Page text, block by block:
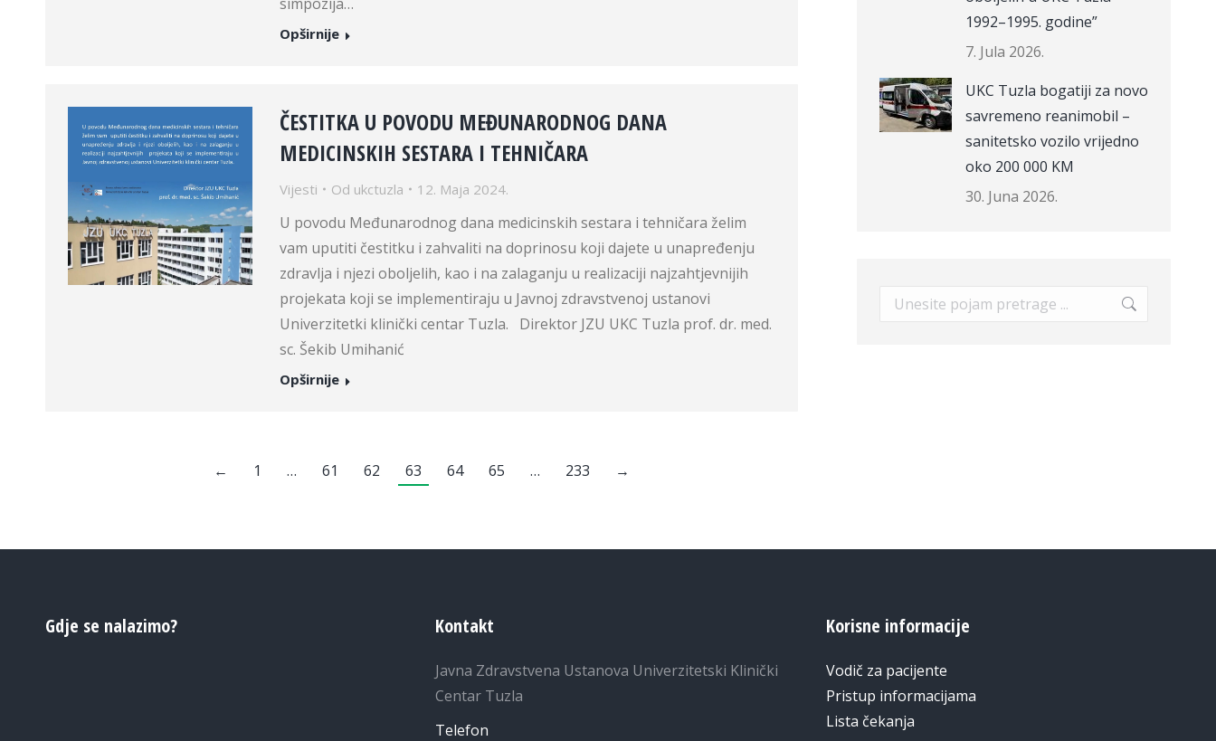
Opširnije
ČESTITKA U POVODU MEĐUNARODNOG DANA
MEDICINSKIH SESTARA I TEHNIČARA
Vijesti Od ukctuzla 12. Maja 2024.
U povodu Međunarodnog dana medicinskih sestara i tehničara želim
vam uputiti čestitku i zahvaliti na doprinosu koji dajete u unapređenju
zdravlja i njezi oboljelih, kao i na zalaganju u realizaciji najzahtjevnijih
projekata koji se implementiraju u Javnoj zdravstvenoj ustanovi
Univerzitetki klinički centar Tuzla. Direktor JZU UKC Tuzla prof. dr. med.
sc. Šekib Umihanić
Opširnije
← 1 … 61 62 63 64 65 … 233 →
1992–1995. godine”
7. Jula 2026.
UKC Tuzla bogatiji za novo
savremeno reanimobil –
sanitetsko vozilo vrijedno
oko 200 000 KM
30. Juna 2026.
Search:
Gdje se nalazimo? Kontakt
Javna Zdravstvena Ustanova Univerzitetski Klinički
Centar Tuzla
Telefon
Korisne informacije
Vodič za pacijente
Pristup informacijama
Lista čekanja